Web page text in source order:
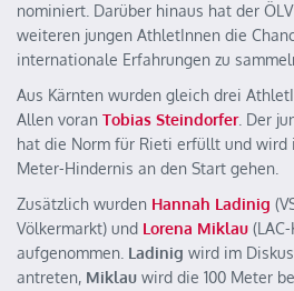
nominiert. Darüber hinaus hat der
weiteren jungen AthletInnen die
internationale Erfahrungen zu
Aus Kärnten wurden gleich drei
Allen voran Tobias Steindorfer. Der
hat die Norm für Rieti erfüllt und wird
Meter-Hindernis an den Start gehen.
Zusätzlich wurden Hannah Ladinig
Völkermarkt) und Lorena Miklau
aufgenommen. Ladinig wird im
antreten, Miklau wird die 100 Meter